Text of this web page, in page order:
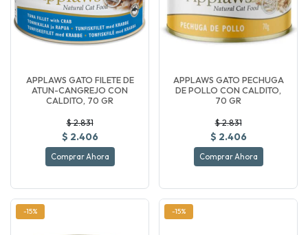
APPLAWS GATO FILETE DE
ATUN-CANGREJO CON
CALDITO, 70 GR
$ 2.831
$ 2.406
Comprar Ahora
APPLAWS GATO PECHUGA
DE POLLO CON CALDITO,
70 GR
$ 2.831
$ 2.406
Comprar Ahora
-15% -15%